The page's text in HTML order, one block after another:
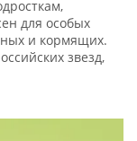
для особых
и кормящих.
звезд,